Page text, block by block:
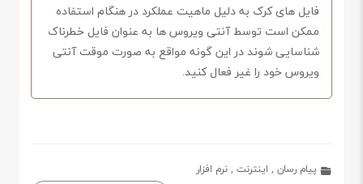
فایل های کرک به دلیل ماهیت عملکرد در هنگام استفاده
ممکن است توسط آنتی ویروس ها به عنوان فایل خطرناک
شناسایی شوند در این گونه مواقع به صورت موقت آنتی
ویروس خود را غیر فعال کنید.
پیام رسان , اینترنت ,نرم افزار